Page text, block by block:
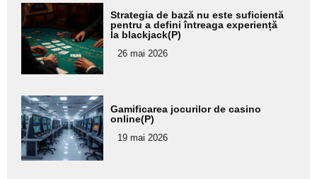
Adaugă
aici textul
pentru
subtitlu
Strategia de bază nu este suficientă
pentru a defini întreaga experiență
la blackjack(P)
26 mai 2026
Adaugă
aici textul
pentru
subtitlu
Gamificarea jocurilor de casino
online(P)
19 mai 2026